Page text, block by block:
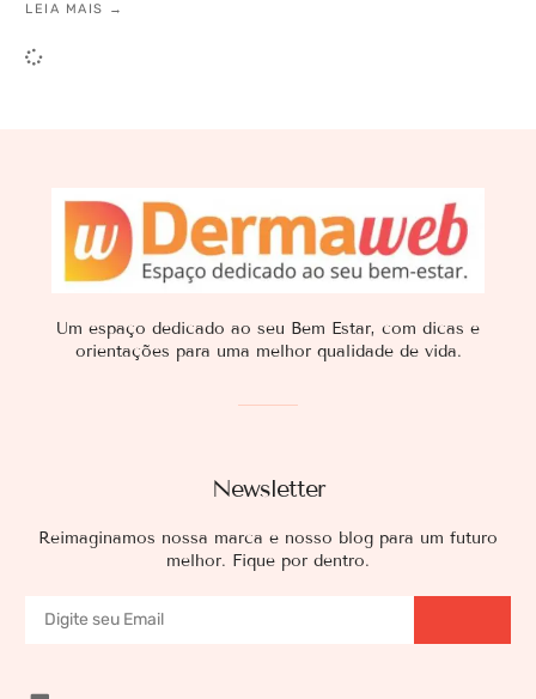
LEIA MAIS →
Newsletter
Reimaginamos nossa marca e nosso blog para um futuro
melhor. Fique por dentro.
Um espaço dedicado ao seu Bem Estar, com dicas e
orientações para uma melhor qualidade de vida.